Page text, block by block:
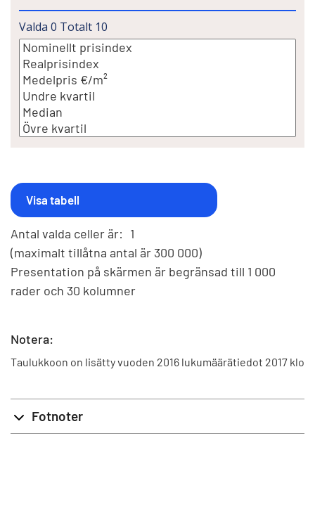
Valda 0 Totalt 10
Antal valda celler är: 1
(maximalt tillåtna antal är 300 000)
Presentation på skärmen är begränsad till 1 000
rader och 30 kolumner
Notera:
Taulukkoon on lisätty vuoden 2016 lukumäärätiedot 2017 klo
Fotnoter